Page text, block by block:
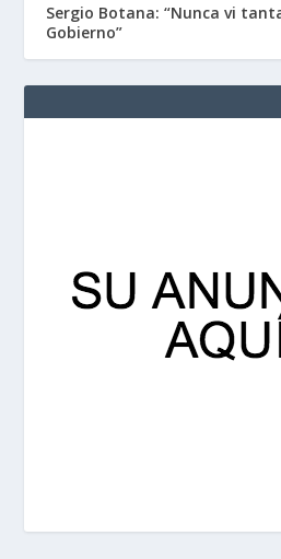
Sergio Botana: “Nunca vi
Gobierno”